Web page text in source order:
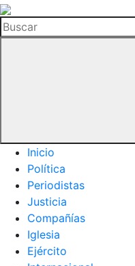
La
Hemeroteca
del
Buscar
Inicio
Política
Periodistas
Justicia
Compañías
Iglesia
Ejército